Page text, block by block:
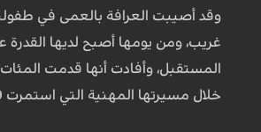
وقد أصيبت العرافة بالعمى في
غريب، ومن يومها أصبح لديها القدرة
المستقبل، وأفادت أنها قدمت
خلال مسيرتها المهنية التي استمرت 50 عاماً.